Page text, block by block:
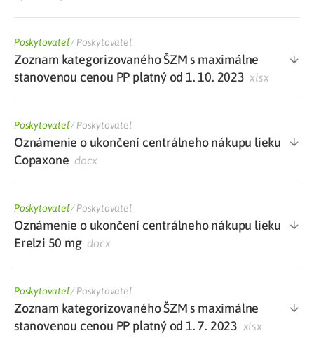
Poskytovateľ/Poskytovateľ
Zoznam kategorizovaného ŠZM s maximálne
stanovenou cenou PP platný od 1. 10. 2023 xlsx
Poskytovateľ/Poskytovateľ
Oznámenie o ukončení centrálneho nákupu lieku
Copaxone docx
Poskytovateľ/Poskytovateľ
Oznámenie o ukončení centrálneho nákupu lieku
Erelzi 50 mgdocx
Poskytovateľ/Poskytovateľ
Zoznam kategorizovaného ŠZM s maximálne
stanovenou cenou PP platný od 1. 7. 2023 xlsx